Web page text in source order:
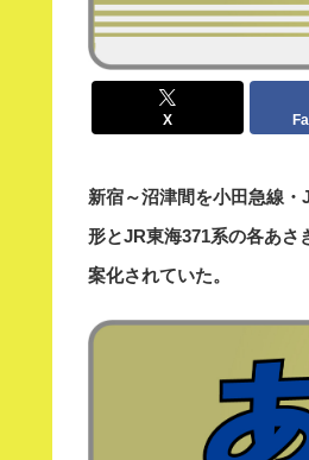
X
新宿～沼津間を小田急線
形とJR東海371系の各あさ
案化されていた。